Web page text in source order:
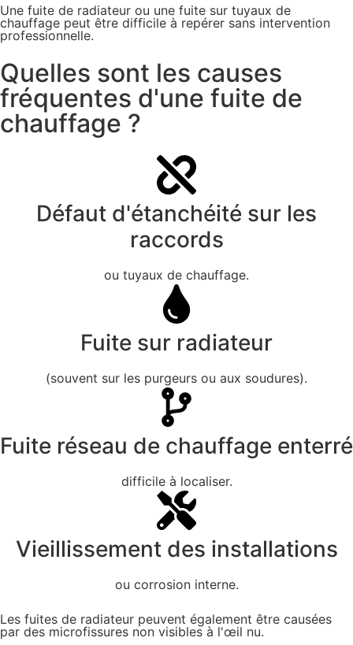
Une fuite de radiateur ou une fuite sur tuyaux de
chauffage peut être difficile à repérer sans intervention
professionnelle.
Quelles sont les causes
fréquentes d'une fuite de
chauffage ?
Défaut d'étanchéité sur les
raccords
ou tuyaux de chauffage.
Fuite sur radiateur
(souvent sur les purgeurs ou aux soudures).
Fuite réseau de chauffage enterré
difficile à localiser.
Vieillissement des installations
ou corrosion interne.
Les fuites de radiateur peuvent également être causées
par des microfissures non visibles à l'œil nu.